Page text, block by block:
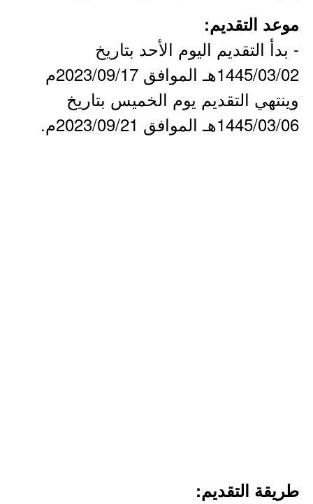
موعد التقديم:
- بدأ التقديم اليوم الأحد بتاريخ
1445/03/02هـ الموافق 2023/09/17م
وينتهي التقديم يوم الخميس بتاريخ
1445/03/06هـ الموافق 2023/09/21م.
طريقة التقديم: